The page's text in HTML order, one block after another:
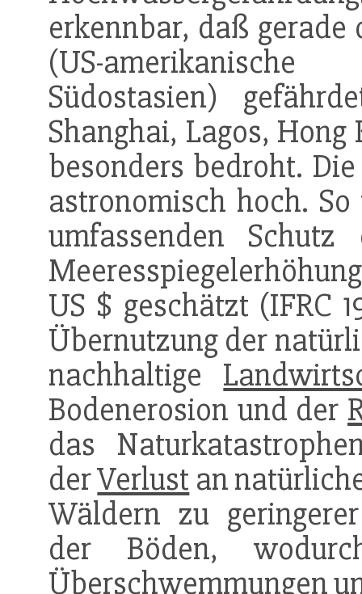
erkennbar, daß
(US-
Südostasien)
Shanghai, Lagos,
besonders bedroht.
astronomisch hoch.
umfassenden
US $ geschätzt (IFRC
Übernutzung der
nachhaltige
Bodenerosion und der
das
derVerlust an
Wäldern zu
der Böden,
Überschwemmungen